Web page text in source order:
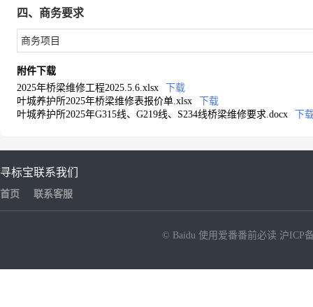
四、商务要求
商务项目
附件下载
2025年桥梁维修工程2025.5.6.xlsx
下载
叶城养护所2025年桥梁维修表报价单.xlsx
下载
叶城养护所2025年G315线、G219线、S234线桥梁维修要求.docx
下
寻标宝
首页
联系我们
联系客服
© Baidu 使用爱番番前必读 沪ICP